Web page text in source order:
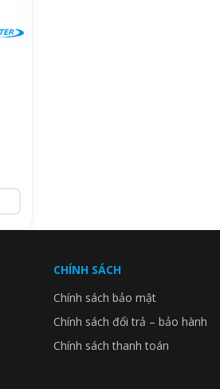
CHÍNH SÁCH
Chính sách bảo mật
Chính sách đổi trả – bảo hành
Chính sách thanh toán